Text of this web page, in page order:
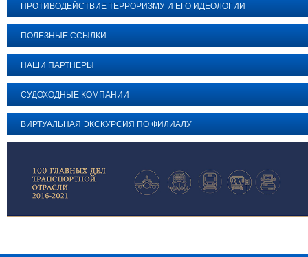
ПРОТИВОДЕЙСТВИЕ ТЕРРОРИЗМУ И ЕГО ИДЕОЛОГИИ
ПОЛЕЗНЫЕ ССЫЛКИ
НАШИ ПАРТНЕРЫ
СУДОХОДНЫЕ КОМПАНИИ
ВИРТУАЛЬНАЯ ЭКСКУРСИЯ ПО ФИЛИАЛУ